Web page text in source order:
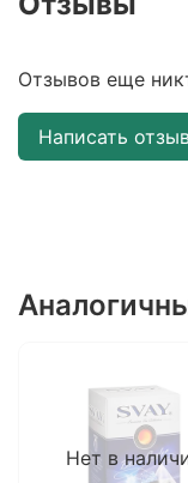
Отзывов еще
Написать
Нет в